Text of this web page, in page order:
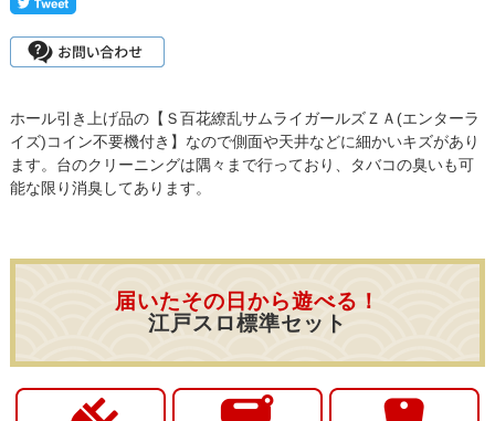
ホール引き上げ品の【Ｓ百花繚乱サムライガールズＺＡ(エンターラ
イズ)コイン不要機付き】なので側面や天井などに細かいキズがあり
ます。台のクリーニングは隅々まで行っており、タバコの臭いも可
能な限り消臭してあります。
届いたその日から遊べる！
江戸スロ標準セット